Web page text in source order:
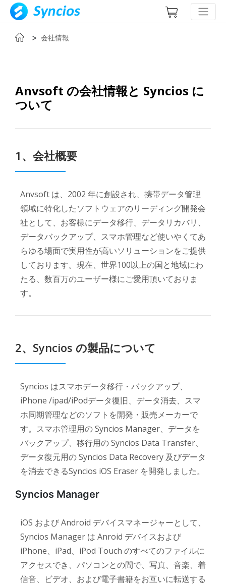
> 会社情報
Anvsoft の会社情報と Syncios に
ついて
1、会社概要
Anvsoft は、2002 年に創設され、携帯データ管理
領域に特化したソフトウェアのリーディング開発会
社として、お客様にデータ移行、データリカバリ、
データバックアップ、スマホ管理など使いやくてあ
らゆる場面で実用性が高いソリューションをご提供
しております。現在、世界100以上の国と地域にわ
たる、数百万のユーザー様にご愛用頂いておりま
す。
2、Syncios の製品について
Syncios はスマホデータ移行・バックアップ、
iPhone /ipad/iPodデータ復旧、データ消去、スマ
ホ同期管理などのソフトを開発・販売メーカーで
す。スマホ管理用の Syncios Manager、データを
バックアップ、移行用の Syncios Data Transfer、
データ復元用の Syncios Data Recovery 及びデータ
を消去できるSyncios iOS Eraser を開発しました。
Syncios Manager
iOS および Android デバイスマネージャーとして、
Syncios Manager は Anroid デバイスおよび
iPhone、iPad、iPod Touch のすべてのファイルに
アクセスでき、パソコンとの間で、写真、音楽、着
信音、ビデオ、および電子書籍をお互いに転送する